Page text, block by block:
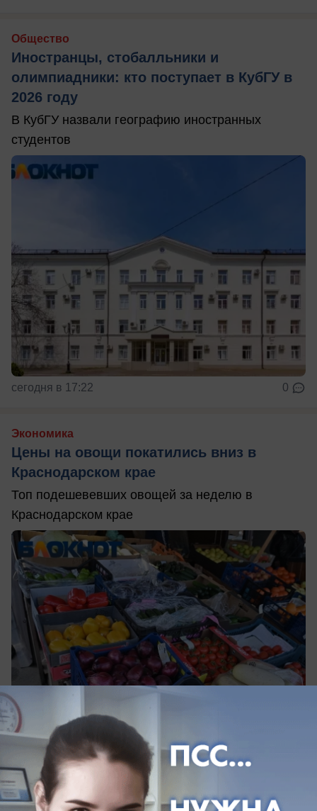
Общество
Иностранцы, стобалльники и
олимпиадники: кто поступает в КубГУ в
2026 году
В КубГУ назвали географию иностранных
студентов
сегодня в 17:22 0
Экономика
Цены на овощи покатились вниз в
Краснодарском крае
Топ подешевевших овощей за неделю в
Краснодарском крае
сегодня в 15:12
Происшествия